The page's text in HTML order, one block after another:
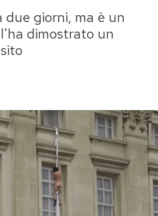
Media
due giorni, ma è un
dimostrato un